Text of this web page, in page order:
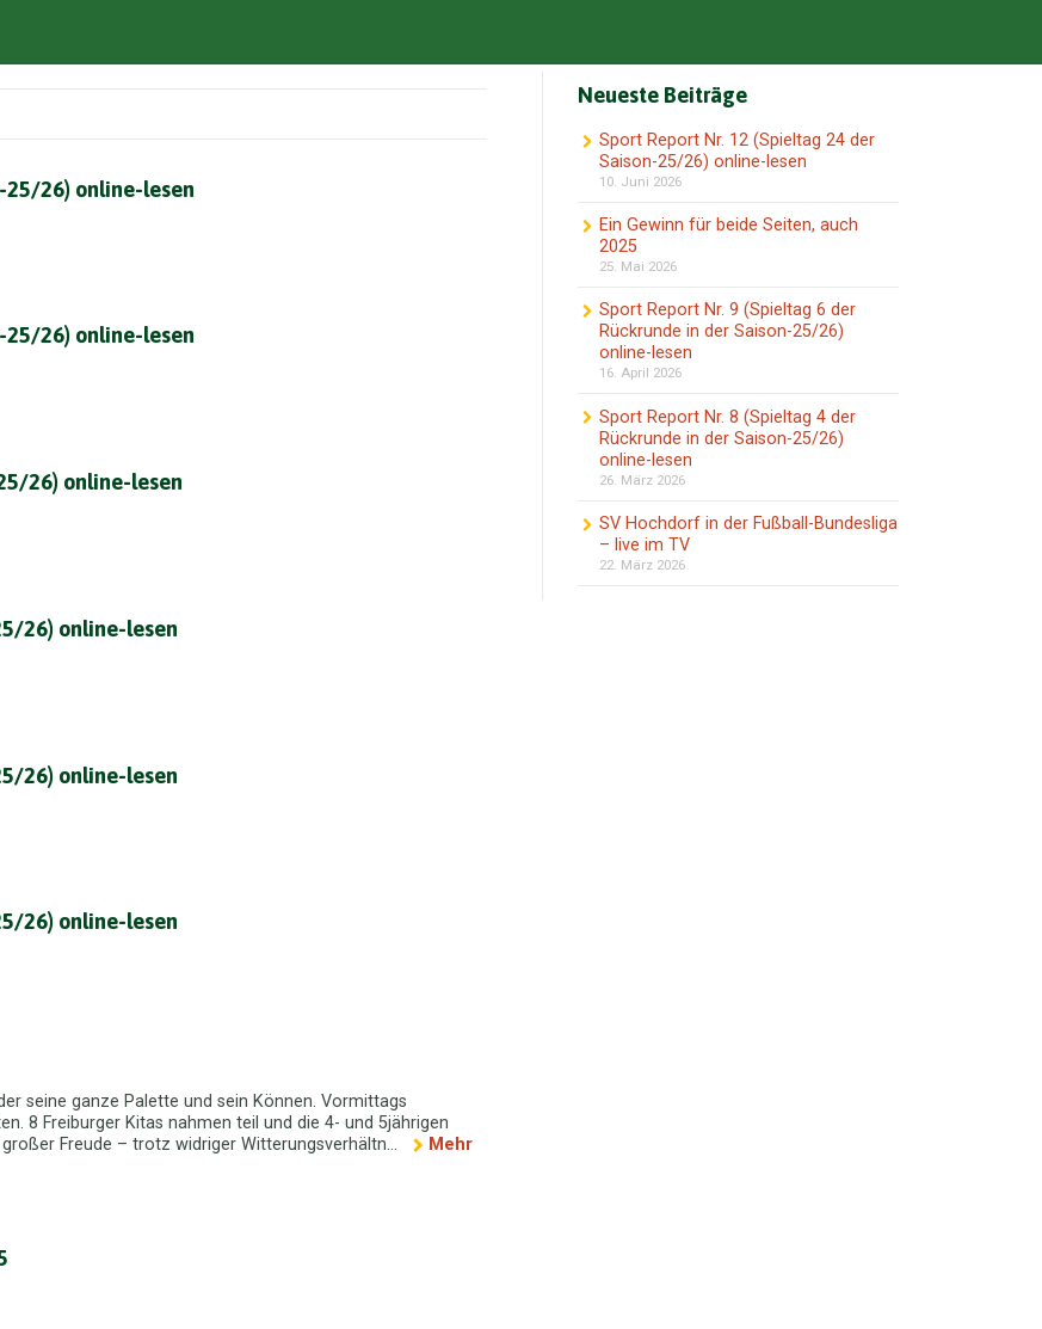
25/26) online-lesen
25/26) online-lesen
26) online-lesen
26) online-lesen
26) online-lesen
26) online-lesen
seine ganze Palette und sein Können. Vormittags
8 Freiburger Kitas nahmen teil und die 4- und 5jährigen
Freude – trotz widriger Witterungsverhältn...
Mehr
Neueste Beiträge
Sport Report Nr. 12 (Spieltag 24 der
Saison-25/26) online-lesen
10. Juni 2026
Ein Gewinn für beide Seiten, auch
2025
25. Mai 2026
Sport Report Nr. 9 (Spieltag 6 der
Rückrunde in der Saison-25/26)
online-lesen
16. April 2026
Sport Report Nr. 8 (Spieltag 4 der
Rückrunde in der Saison-25/26)
online-lesen
26. März 2026
SV Hochdorf in der Fußball-Bundesliga
– live im TV
22. März 2026